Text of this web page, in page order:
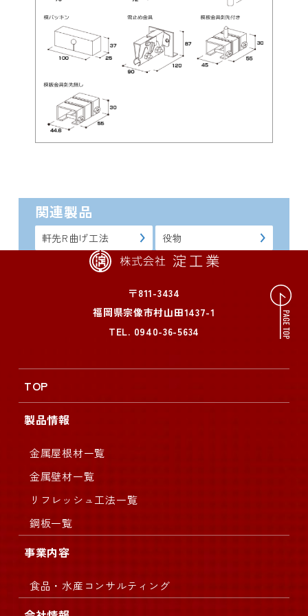
関連製品
軒先R曲げ工法 役物
〒811-3434
福岡県宗像市村山田1437-1
TEL. 0940-36-5634
TOP
製品情報
金属屋根材一覧
金属壁材一覧
リフレッシュ工法一覧
鋼板一覧
事業内容
食品・水産コンサルティング